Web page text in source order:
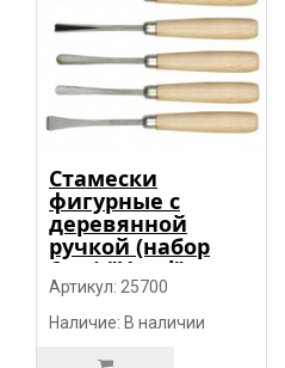
Стамески
фигурные с
деревянной
ручкой (набор
6пр.) "Vorel"
Артикул: 25700
Наличие: В наличии